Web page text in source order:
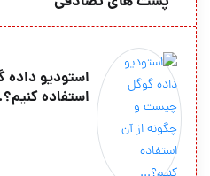
استودیو
استفاده